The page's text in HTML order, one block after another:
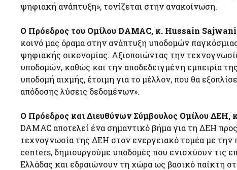
ψηφιακή ανάπτυξη», τονίζεται στην ανακοίνωση.
Ο Πρόεδρος του Ομίλου DAMAC, κ. Hussain
κοινό μας όραμα στην ανάπτυξη υποδομών
ψηφιακής οικονομίας. Αξιοποιώντας την
υποδομών, καθώς και την αποδεδειγμένη εμπειρία
υποδομή αιχμής, έτοιμη για το μέλλον, που θα
απόδοσης λύσεις δεδομένων».
Ο Πρόεδρος και Διευθύνων Σύμβουλος Ομίλου ΔΕΗ,
DAMAC αποτελεί ένα σημαντικό βήμα για τη ΔΕΗ
τεχνογνωσία της ΔΕΗ στον ενεργειακό τομέα με
centers, δημιουργούμε υποδομές που ενισχύουν τις
Ελλάδας και εδραιώνουν τη χώρα ως βασικό παίκτη